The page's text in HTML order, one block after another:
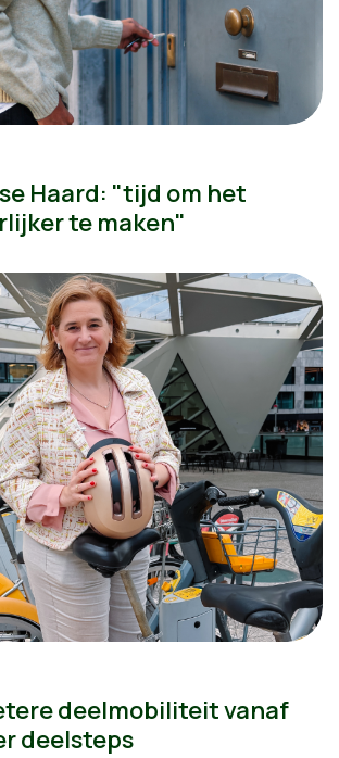
Haard: "tijd om het
te maken"
deelmobiliteit vanaf
deelsteps